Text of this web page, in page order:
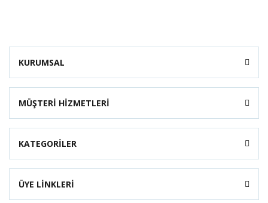
KURUMSAL
MÜŞTERİ HİZMETLERİ
KATEGORİLER
ÜYE LİNKLERİ